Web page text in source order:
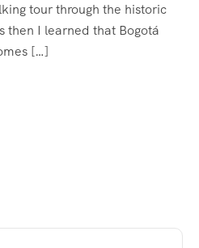
tour through the historic
then I learned that Bogotá
[…]